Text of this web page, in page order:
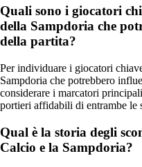
Quali sono i giocatori
della Sampdoria che
della partita?
Per individuare i giocatori
Sampdoria che potrebbero
considerare i marcatori
portieri affidabili di entrambe le
Qual è la storia degli
Calcio e la Sampdoria?